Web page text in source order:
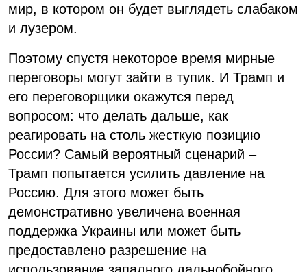
мир, в котором он будет выглядеть слабаком
и лузером.
Поэтому спустя некоторое время мирные
переговоры могут зайти в тупик. И Трамп и
его переговорщики окажутся перед
вопросом: что делать дальше, как
реагировать на столь жесткую позицию
России? Самый вероятный сценарий –
Трамп попытается усилить давление на
Россию. Для этого может быть
демонстративно увеличена военная
поддержка Украины или может быть
предоставлено разрешение на